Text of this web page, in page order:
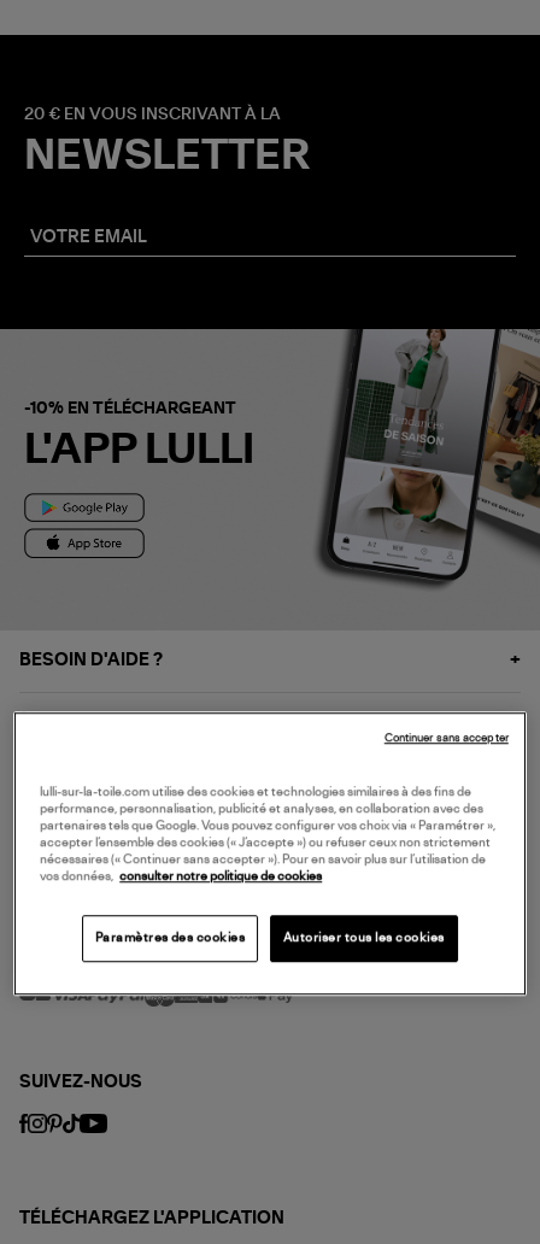
20 € EN VOUS INSCRIVANT À LA
NEWSLETTER
-10% EN TÉLÉCHARGEANT
L'APP LULLI
BESOIN D'AIDE ?
NOS SERVICES
SERVICE CLIENT
MODE DE PAIEMENT
SUIVEZ-NOUS
TÉLÉCHARGEZ L'APPLICATION
lulli-sur-la-toile.com utilise des cookies et technologies similaires à des fins de
performance, personnalisation, publicité et analyses, en collaboration avec des
partenaires tels que Google. Vous pouvez configurer vos choix via « Paramétrer »,
accepter l’ensemble des cookies (« J’accepte ») ou refuser ceux non strictement
nécessaires (« Continuer sans accepter »). Pour en savoir plus sur l’utilisation de
vos données,
consulter notre politique de cookies
Paramètres des cookies Autoriser tous les cookies
Continuer sans accepter